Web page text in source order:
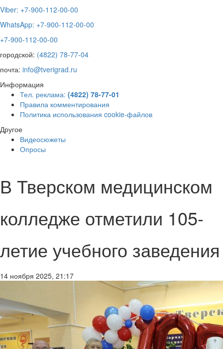
Viber: +7-900-112-00-00
WhatsApp: +7-900-112-00-00
+7-900-112-00-00
городской: (4822) 78-77-04
почта: info@tverigrad.ru
Информация
Тел. реклама: (4822) 78-77-01
Правила комментирования
Политика использования cookie-файлов
Другое
Видеосюжеты
Опросы
В Тверском медицинском
колледже отметили 105-
летие учебного заведения
14 ноября 2025, 21:17